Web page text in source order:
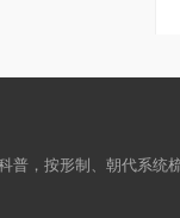
普，按形制、朝代系